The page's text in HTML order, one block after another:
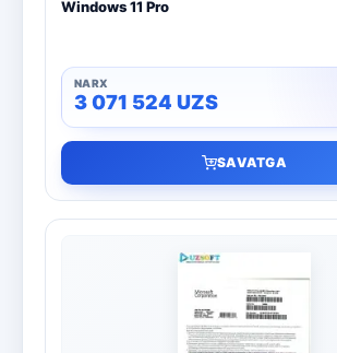
Windows 11 Pro
3 071 524 UZS
SAVATGA